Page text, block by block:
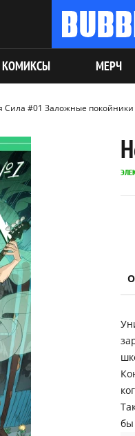
КОМИКСЫ МЕРЧ
Сила #01 Заложные покойники
бы